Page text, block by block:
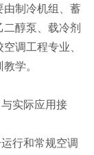
由制冷机组、蓄
醇泵、载冷剂
调工程专业、
学。
实际应用接
行和常规空调